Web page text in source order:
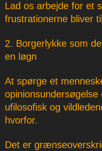
Lad os arbejde for et
frustrationerne bliver
2. Borgerlykke som
en løgn
At spørge et
ufilosofisk og
hvorfor.
Det er